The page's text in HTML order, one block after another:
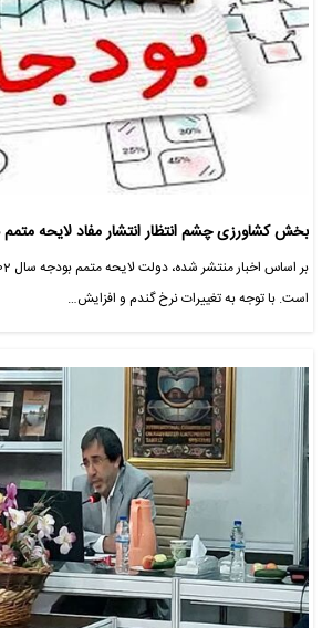
بخش کشاورزی چشم انتظار انتشار مفاد لایحه
است. با توجه به تغییرات نرخ گندم و افزایش…